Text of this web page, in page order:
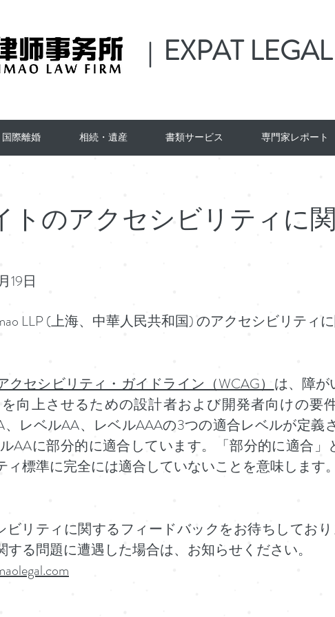
| EXPAT LEGAL
国際離婚 相続・遺産 書類サービス 専門家レポート
トのアクセシビリティに
19日
LLP (上海、中華人民共和国) のアクセシビリティ
クセシビリティ・ガイドライン（WCAG）は、障が
向上させるための設計者および開発者向けの要
レベルAA、レベルAAAの3つの適合レベルが定義
ルAAに部分的に適合しています。「部分的に適合
標準に完全には適合していないことを意味します。
ビリティに関するフィードバックをお待ちしており
る問題に遭遇した場合は、お知らせください。